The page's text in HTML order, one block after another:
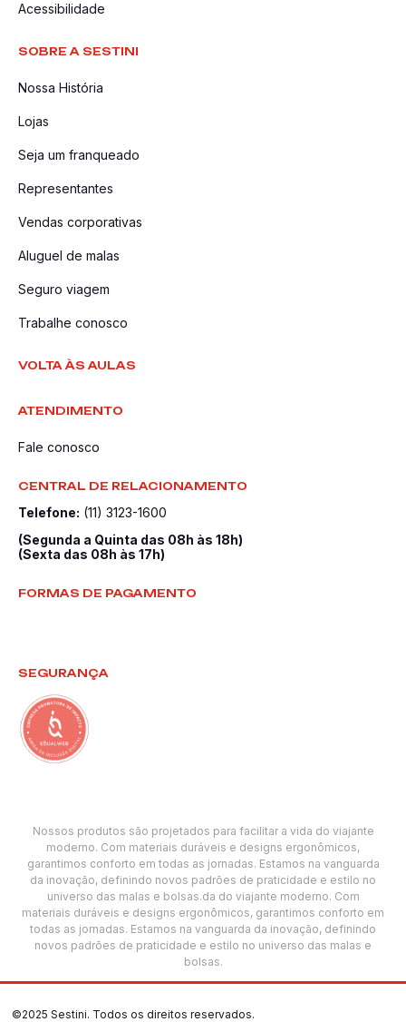
Acessibilidade
SOBRE A SESTINI
Nossa História
Lojas
Seja um franqueado
Representantes
Vendas corporativas
Aluguel de malas
Seguro viagem
Trabalhe conosco
VOLTA ÀS AULAS
ATENDIMENTO
Fale conosco
CENTRAL DE RELACIONAMENTO
Telefone: (11) 3123-1600
(Segunda a Quinta das 08h às 18h)
(Sexta das 08h às 17h)
FORMAS DE PAGAMENTO
SEGURANÇA
Nossos produtos são projetados para facilitar a vida do viajante
moderno. Com materiais duráveis e designs ergonômicos,
garantimos conforto em todas as jornadas. Estamos na vanguarda
da inovação, definindo novos padrões de praticidade e estilo no
universo das malas e bolsas.da do viajante moderno. Com
materiais duráveis e designs ergonômicos, garantimos conforto em
todas as jornadas. Estamos na vanguarda da inovação, definindo
novos padrões de praticidade e estilo no universo das malas e
bolsas.
©2025 Sestini. Todos os direitos reservados.